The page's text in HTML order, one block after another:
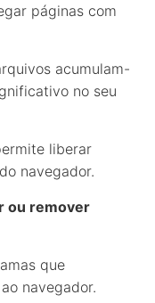
páginas com
acumulam-
no seu
liberar
navegador.
ou remover
que
navegador.